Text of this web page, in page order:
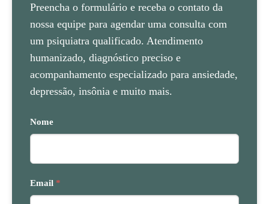
Preencha o formulário e receba o contato da
nossa equipe para agendar uma consulta com
um psiquiatra qualificado. Atendimento
humanizado, diagnóstico preciso e
acompanhamento especializado para ansiedade,
depressão, insônia e muito mais.
Nome
Email *